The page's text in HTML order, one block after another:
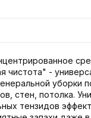
чистота" -
уборки
стен, потолка.
тензидов